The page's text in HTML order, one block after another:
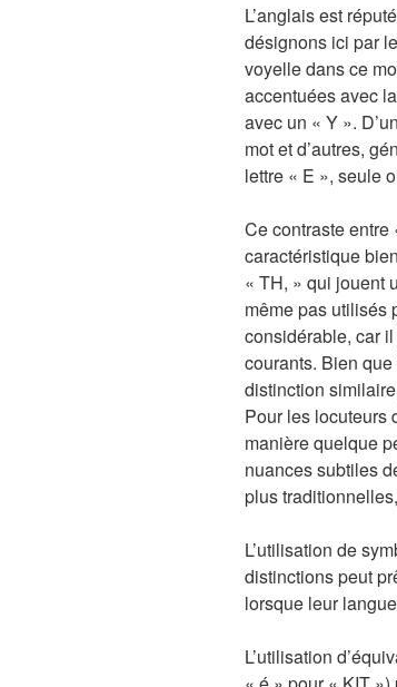
L’anglais est
désignons ici par
voyelle dans ce
accentuées avec
avec un « Y ».
mot et d’autres,
lettre « E », seule
Ce contraste
caractéristique
« TH, » qui jouent
même pas utilisés
considérable, car
courants. Bien
distinction
Pour les locuteurs
manière quelque
nuances subtiles
plus
L’utilisation de
distinctions peut
lorsque leur
L’utilisation